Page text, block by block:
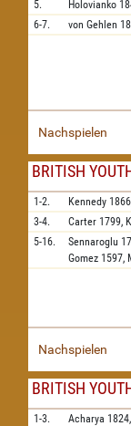
5.
Holovianko
6-7.
von Gehlen
Nachspielen
BRITISH
1-2. Kennedy
3-4.
Carter 1799,
5-16.
Sennaroglu
Gomez 1597,
Nachspielen
BRITISH
1-3. Acharya 1824,